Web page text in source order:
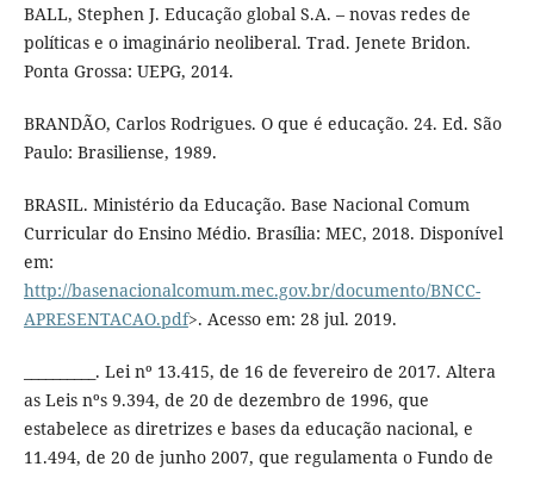
BALL, Stephen J. Educação global S.A. – novas redes de
políticas e o imaginário neoliberal. Trad. Jenete Bridon.
Ponta Grossa: UEPG, 2014.
BRANDÃO, Carlos Rodrigues. O que é educação. 24. Ed. São
Paulo: Brasiliense, 1989.
BRASIL. Ministério da Educação. Base Nacional Comum
Curricular do Ensino Médio. Brasília: MEC, 2018. Disponível
em:
http://basenacionalcomum.mec.gov.br/documento/BNCC-
APRESENTACAO.pdf>. Acesso em: 28 jul. 2019.
__________. Lei nº 13.415, de 16 de fevereiro de 2017. Altera
as Leis nºs 9.394, de 20 de dezembro de 1996, que
estabelece as diretrizes e bases da educação nacional, e
11.494, de 20 de junho 2007, que regulamenta o Fundo de